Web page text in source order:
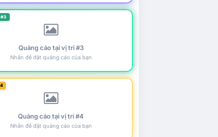
Quảng cáo tại vị trí #3
Nhấn để đặt quảng cáo của bạn
Quảng cáo tại vị trí #4
Nhấn để đặt quảng cáo của bạn